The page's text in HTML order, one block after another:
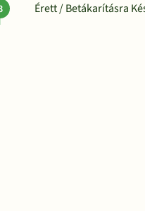
Érett / Betákarításra